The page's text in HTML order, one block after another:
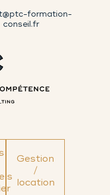
formation-
conseil.fr
Gestion
/
location